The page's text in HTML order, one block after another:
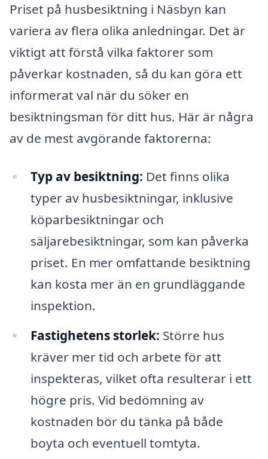
Priset på husbesiktning i Näsbyn kan
variera av flera olika anledningar. Det är
viktigt att förstå vilka faktorer som
påverkar kostnaden, så du kan göra ett
informerat val när du söker en
besiktningsman för ditt hus. Här är några
av de mest avgörande faktorerna:
Typ av besiktning: Det finns olika
typer av husbesiktningar, inklusive
köparbesiktningar och
säljarebesiktningar, som kan påverka
priset. En mer omfattande besiktning
kan kosta mer än en grundläggande
inspektion.
Fastighetens storlek: Större hus
kräver mer tid och arbete för att
inspekteras, vilket ofta resulterar i ett
högre pris. Vid bedömning av
kostnaden bör du tänka på både
boyta och eventuell tomtyta.